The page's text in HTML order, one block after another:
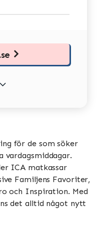
för de som söker
vardagsmiddagar.
ICA matkassar
Familjens Favoriter,
och Inspiration​​​​. Med
det alltid något nytt